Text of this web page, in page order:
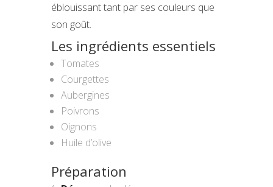
éblouissant tant par ses couleurs que
son goût.
Les ingrédients essentiels
Tomates
Courgettes
Aubergines
Poivrons
Oignons
Huile d’olive
Préparation